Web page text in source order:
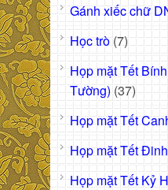
Gánh xiếc chữ
Học trò (7)
Họp mặt Tết
Tường) (37)
Họp mặt Tết
Họp mặt Tết
Họp mặt Tết Kỷ